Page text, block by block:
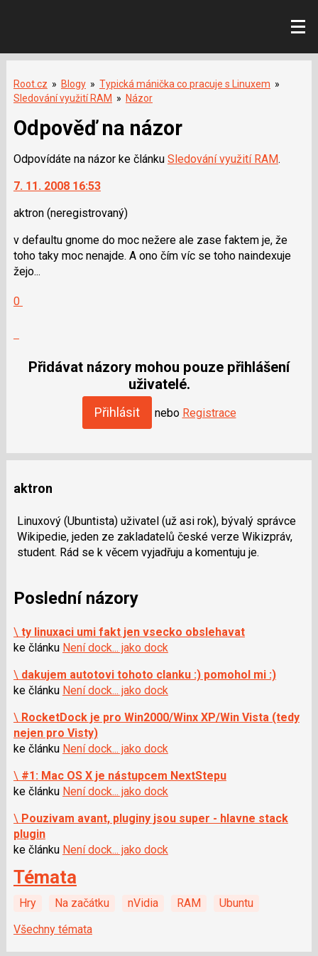
Root.cz » Blogy » Typická mánička co pracuje s Linuxem »
Sledování využití RAM » Názor
Odpověď na názor
Odpovídáte na názor ke článku Sledování využití RAM.
7. 11. 2008 16:53
aktron (neregistrovaný)
v defaultu gnome do moc nežere ale zase faktem je, že
toho taky moc nenajde. A ono čím víc se toho naindexuje
žejo...
0
jako
Přidávat názory mohou pouze přihlášení
uživatelé.
Přihlásit nebo Registrace
aktron
Linuxový (Ubuntista) uživatel (už asi rok), bývalý správce
Wikipedie, jeden ze zakladatelů české verze Wikizpráv,
student. Rád se k věcem vyjadřuju a komentuju je.
Poslední názory
\ ty linuxaci umi fakt jen vsecko obslehavat
ke článku Není dock... jako dock
\ dakujem autotovi tohoto clanku :) pomohol mi :)
ke článku Není dock... jako dock
\ RocketDock je pro Win2000/Winx XP/Win Vista (tedy
nejen pro Visty)
ke článku Není dock... jako dock
\ #1: Mac OS X je nástupcem NextStepu
ke článku Není dock... jako dock
\ Pouzivam avant, pluginy jsou super - hlavne stack
plugin
ke článku Není dock... jako dock
Témata
Hry Na začátku nVidia RAM
Ubuntu
Všechny témata